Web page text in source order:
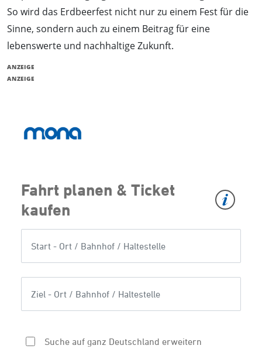
So wird das Erdbeerfest nicht nur zu einem Fest für die
Sinne, sondern auch zu einem Beitrag für eine
lebenswerte und nachhaltige Zukunft.
ANZEIGE
ANZEIGE